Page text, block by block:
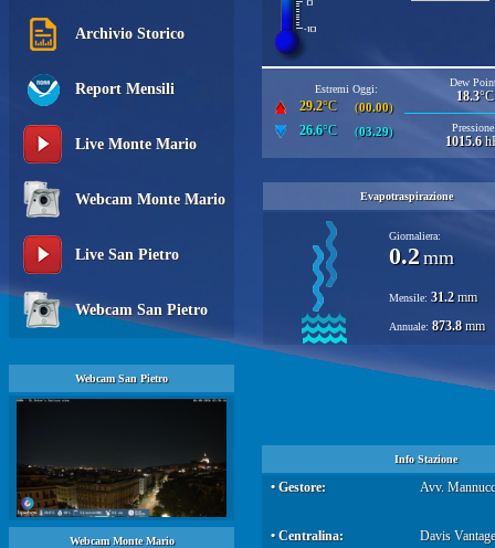
Archivio Storico
Report Mensili
Live Monte Mario
Webcam Monte Mario
Live San Pietro
Webcam San Pietro
Webcam San Pietro
Webcam Monte Mario
Estremi Oggi:
29.2°C (00.00)
26.6°C (03.29)
Dew
18.3°C
1015.6
Evapotraspirazione
Giornaliera:
0.2mm
Mensile: 31.2mm
Annuale: 873.8mm
Info Stazione
• Gestore: Avv.
• Centralina:
Davis